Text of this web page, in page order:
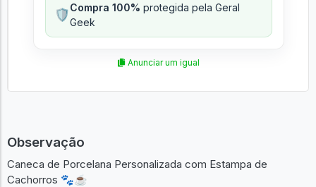
🛡️Compra 100% protegida pela Geral
Geek
Anunciar um igual
Observação
Caneca de Porcelana Personalizada com Estampa de
Cachorros 🐾☕